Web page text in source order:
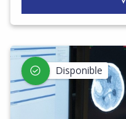
Disponible